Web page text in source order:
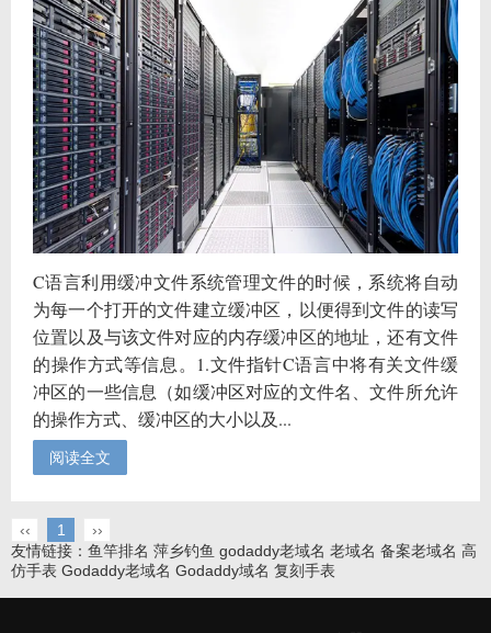
C语言利用缓冲文件系统管理文件的时候，系统将自动
为每一个打开的文件建立缓冲区，以便得到文件的读写
位置以及与该文件对应的内存缓冲区的地址，还有文件
的操作方式等信息。1.文件指针C语言中将有关文件缓
冲区的一些信息（如缓冲区对应的文件名、文件所允许
的操作方式、缓冲区的大小以及...
阅读全文
‹‹ 1
››
友情链接： 鱼竿排名 萍乡钓鱼 godaddy老域名 老域名 备案老域名 高
仿手表 Godaddy老域名 Godaddy域名 复刻手表